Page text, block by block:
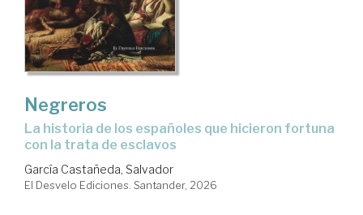
Negreros
La historia de los españoles que hicieron fortuna
con la trata de esclavos
García Castañeda, Salvador
El Desvelo Ediciones. Santander, 2026